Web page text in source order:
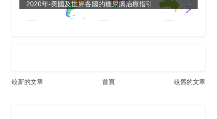
2020年-美國及世界各國的糖尿病治療指引
較新的文章 較舊的文章
首頁